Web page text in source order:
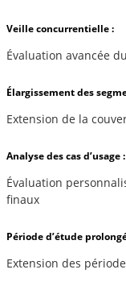
Veille concurrentielle :
Évaluation avancée
Élargissement des
Extension de la
Analyse des cas d’usage :
Évaluation
finaux
Période d’étude
Extension des